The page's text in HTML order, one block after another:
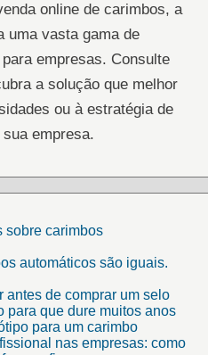
online de carimbos, a
uma vasta gama de
para empresas. Consulte
a solução que melhor
ou à estratégia de
empresa.
sobre carimbos
automáticos são iguais.
antes de comprar um selo
para que dure muitos anos
para um carimbo
nas empresas: como